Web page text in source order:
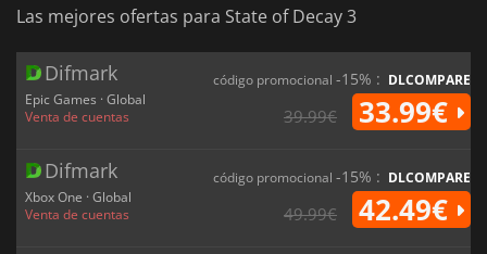
Las mejores ofertas para State of Decay 3
Difmark
Epic Games · Global
Venta de cuentas
código promocional -15% : DLCOMPARE
39.99€ 33.99€
Difmark
Xbox One · Global
Venta de cuentas
código promocional -15% : DLCOMPARE
49.99€ 42.49€